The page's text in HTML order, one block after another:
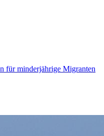
für minderjährige Migranten